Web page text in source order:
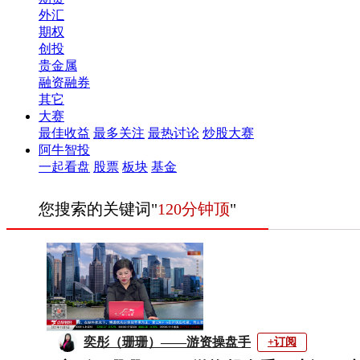
外汇
期权
创投
贵金属
融资融券
其它
大赛
最佳收益 最多关注 最热讨论 炒股大赛
阿牛智投
一起看盘 股票 板块 基金
您搜索的关键词"120分钟顶"
奕彤（珊珊）——游资操盘手 +订阅